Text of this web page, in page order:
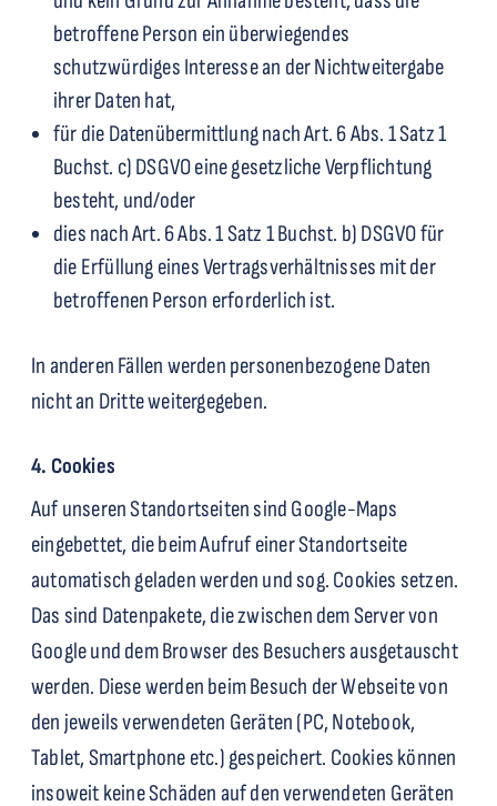
betroffene Person ein überwiegendes
schutzwürdiges Interesse an der Nichtweitergabe
ihrer Daten hat,
für die Datenübermittlung nach Art. 6 Abs. 1 Satz 1
Buchst. c) DSGVO eine gesetzliche Verpflichtung
besteht, und/oder
dies nach Art. 6 Abs. 1 Satz 1 Buchst. b) DSGVO für
die Erfüllung eines Vertragsverhältnisses mit der
betroffenen Person erforderlich ist.
In anderen Fällen werden personenbezogene Daten
nicht an Dritte weitergegeben.
4. Cookies
Auf unseren Standortseiten sind Google-Maps
eingebettet, die beim Aufruf einer Standortseite
automatisch geladen werden und sog. Cookies setzen.
Das sind Datenpakete, die zwischen dem Server von
Google und dem Browser des Besuchers ausgetauscht
werden. Diese werden beim Besuch der Webseite von
den jeweils verwendeten Geräten (PC, Notebook,
Tablet, Smartphone etc.) gespeichert. Cookies können
insoweit keine Schäden auf den verwendeten Geräten